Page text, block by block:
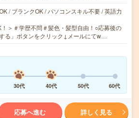
/ ブランクOK / パソコンスキル不要 / 英語力
！＞＃学歴不問＃髪色・髪型自由！○応募後の
る」ボタンをクリック↓メールにてw…
30代 40代 50代 60代
応募へ進む 詳しく見る